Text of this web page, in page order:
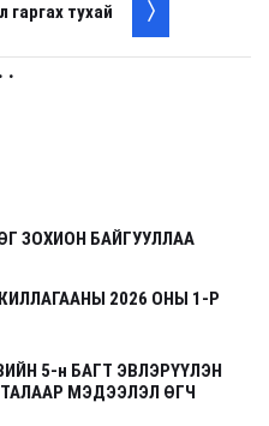
гаргах тухай
.
ЗОХИОН БАЙГУУЛЛАА
2026 ОНЫ 1-Р
5-н БАГТ ЭВЛЭРҮҮЛЭН
МЭДЭЭЛЭЛ ӨГЧ